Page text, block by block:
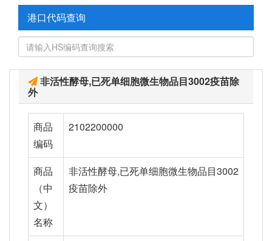
港口代码查询
非活性酵母,已死单细胞微生物品目3002疫苗除
外
商品
编码
2102200000
商品
（中
文）
名称
非活性酵母,已死单细胞微生物品目3002
疫苗除外